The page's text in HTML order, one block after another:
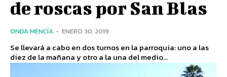
de roscas por San Blas
ONDA MENCÍA - ENERO 30, 2019
Se llevará a cabo en dos turnos en la parroquia: uno a las
diez de la mañana y otro a la una del medio...